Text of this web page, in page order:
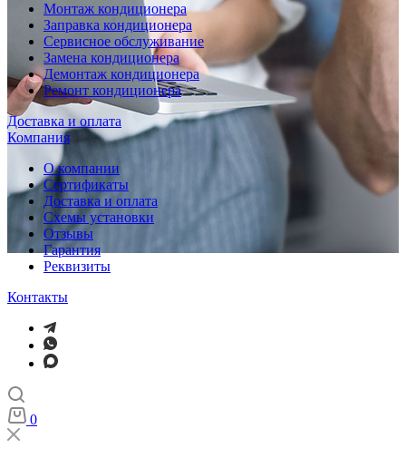
Монтаж кондиционера
Заправка кондиционера
Сервисное обслуживание
Замена кондиционера
Демонтаж кондиционера
Ремонт кондиционера
Доставка и оплата
Компания
О компании
Сертификаты
Доставка и оплата
Схемы установки
Отзывы
Гарантия
Реквизиты
Контакты
0